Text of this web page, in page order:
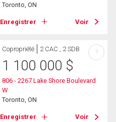
Toronto, ON
Enregistrer Voir
Copropriété 2 CAC , 2 SDB
1 100 000 $
806 - 2267 Lake Shore Boulevard
W
Toronto, ON
Enregistrer Voir
?